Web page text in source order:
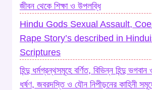
জীবন থেকে শিক্ষা ও উপলব্ধি
Hindu Gods Sexual Assault,
Rape Story’s described in
Scriptures
হিন্দু ধর্মগ্রন্থসমূহে বর্ণিত, বিভিন্ন হিন্দু
ধর্ষণ, জবরদস্তি ও যৌন নিপীড়নের কাহিনী